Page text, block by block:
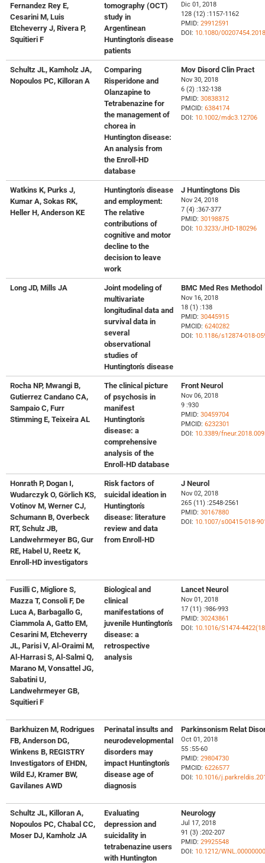
Fernandez Rey E,
Cesarini M, Luis
Etcheverry J, Rivera P,
Squitieri F
tomography (OCT)
study in
Argentinean
Huntington's disease
patients
Dic 01, 2018
128 (12) :1157-1162
PMID: 29912591
DOI: 10.1080/
Schultz JL, Kamholz JA,
Nopoulos PC, Killoran A
Comparing
Risperidone and
Olanzapine to
Tetrabenazine for
the management of
chorea in
Huntington disease:
An analysis from
the Enroll-HD
database
Mov Disord Clin Pract
Nov 30, 2018
6 (2) :132-138
PMID: 30838312
PMCID: 6384174
DOI: 10.1002/mdc3.12706
Watkins K, Purks J,
Kumar A, Sokas RK,
Heller H, Anderson KE
Huntington's disease
and employment:
The relative
contributions of
cognitive and motor
decline to the
decision to leave
work
J Huntingtons Dis
Nov 24, 2018
7 (4) :367-377
PMID: 30198875
DOI: 10.3233/JHD-180296
Long JD, Mills JA
Joint modeling of
multivariate
longitudinal data and
survival data in
several
observational
studies of
Huntington's disease
BMC Med Res Methodol
Nov 16, 2018
18 (1) :138
PMID: 30445915
PMCID: 6240282
DOI: 10.1186/s12874-018-
Rocha NP, Mwangi B,
Gutierrez Candano CA,
Sampaio C, Furr
Stimming E, Teixeira AL
The clinical picture
of psychosis in
manifest
Huntington's
disease: a
comprehensive
analysis of the
Enroll-HD database
Front Neurol
Nov 06, 2018
9 :930
PMID: 30459704
PMCID: 6232301
DOI: 10.3389/
Honrath P, Dogan I,
Wudarczyk O, Görlich KS,
Votinov M, Werner CJ,
Schumann B, Overbeck
RT, Schulz JB,
Landwehrmeyer BG, Gur
RE, Habel U, Reetz K,
Enroll-HD investigators
Risk factors of
suicidal ideation in
Huntington's
disease: literature
review and data
from Enroll-HD
J Neurol
Nov 02, 2018
265 (11) :2548-2561
PMID: 30167880
DOI: 10.1007/s00415-018-
Fusilli C, Migliore S,
Mazza T, Consoli F, De
Luca A, Barbagallo G,
Ciammola A, Gatto EM,
Cesarini M, Etcheverry
JL, Parisi V, Al-Oraimi M,
Al-Harrasi S, Al-Salmi Q,
Marano M, Vonsattel JG,
Sabatini U,
Landwehrmeyer GB,
Squitieri F
Biological and
clinical
manifestations of
juvenile Huntington's
disease: a
retrospective
analysis
Lancet Neurol
Nov 01, 2018
17 (11) :986-993
PMID: 30243861
DOI: 10.1016/S1474-
Barkhuizen M, Rodrigues
FB, Anderson DG,
Winkens B, REGISTRY
Investigators of EHDN,
Wild EJ, Kramer BW,
Gavilanes AWD
Perinatal insults and
neurodevelopmental
disorders may
impact Huntington's
disease age of
diagnosis
Parkinsonism Relat
Oct 01, 2018
55 :55-60
PMID: 29804730
PMCID: 6226577
DOI: 10.1016/
Schultz JL, Killoran A,
Nopoulos PC, Chabal CC,
Moser DJ, Kamholz JA
Evaluating
depression and
suicidality in
tetrabenazine users
with Huntington
Neurology
Jul 17, 2018
91 (3) :202-207
PMID: 29925548
DOI: 10.1212/